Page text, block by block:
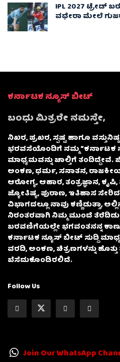
IPL 2027 ಟ್ರೇಡ್‌
ವಧೇರಾ ಮೇಲೆ
ಕರ್ನಾಟಕ ನ್ಯೂಸ್ ಬೀಟ್
ಬಂಧು ಮಿತ್ರರೇ ನಮಸ್ತೇ,
ನಿಖರ, ಪ್ರಖರ, ಸ್ಪಷ್ಟ ಹಾಗೂ
ಭರವಸೆಯೊಂದಿಗೆ ನಮ್ಮ “ಕರ್ನಾಟಕ
ಮಾಧ್ಯಮವನ್ನು ಚಾಲ್ತಿಗೆ ತಂದಿದ್ದೇವೆ.
ಅಂಕಣ, ಧರ್ಮ, ಸನಾತನ,
ಆರೋಗ್ಯ, ಆಹಾರ, ತಂತ್ರಜ್ಞಾನ,
ಜ್ಯೋತಿಷ್ಯ, ಪುರಾಣ, ಇತಿಹಾಸ
ವಿಭಾಗದಲ್ಲೂ ನಾವು ಕಣ್ಣಿಡುತ್ತಾ,
ನಿರಂತರವಾಗಿ ನಿಮ್ಮ ಮುಂದೆ
ಬರವಣಿಗೆಯಲ್ಲೇ ಭಗವಂತನನ್ನ
ಕರ್ನಾಟಕ ನ್ಯೂಸ್ ಬೀಟ್ ಸುದ್ದಿ
ವರದಿ, ಅಂಕಣ, ಚಿತ್ರಣಗಳನ್ನು ಹೊತ್ತು
ಬೆಸೆದುಕೊಂಡಿರಲಿದೆ.
Follow Us
Join Our WhatsApp